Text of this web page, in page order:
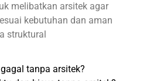
melibatkan arsitek agar
kebutuhan dan aman
struktural
tanpa arsitek?